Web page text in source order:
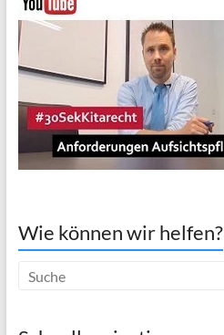
Wie können wir helfen?